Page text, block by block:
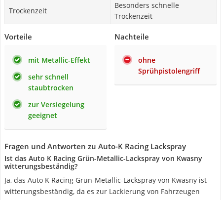
Trockenzeit
Besonders schnelle
Trockenzeit
Vorteile
mit Metallic-Effekt
sehr schnell
staubtrocken
zur Versiegelung
geeignet
Nachteile
ohne
Sprühpistolengriff
Fragen und Antworten zu Auto-K Racing Lackspray
Ist das Auto K Racing Grün-Metallic-Lackspray von Kwasny
witterungsbeständig?
Ja, das Auto K Racing Grün-Metallic-Lackspray von Kwasny ist
witterungsbeständig, da es zur Lackierung von Fahrzeugen